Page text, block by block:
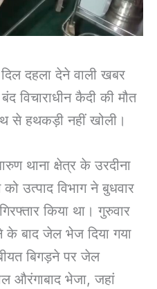
दहला देने वाली खबर
विचाराधीन कैदी की मौत
से हथकड़ी नहीं खोली।
थाना क्षेत्र के उरदीना
को उत्पाद विभाग ने बुधवार
किया था। गुरुवार
बाद जेल भेज दिया गया
बिगड़ने पर जेल
औरंगाबाद भेजा, जहां